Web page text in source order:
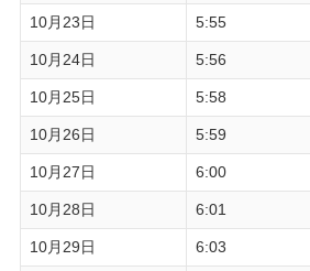
10月23日 5:55
10月24日 5:56
10月25日 5:58
10月26日 5:59
10月27日 6:00
10月28日 6:01
10月29日 6:03